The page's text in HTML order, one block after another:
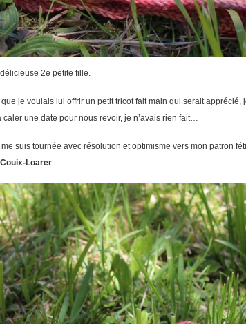
2e petite fille.
je voulais lui offrir un petit tricot fait main qui serait apprécié,
une date pour nous revoir, je n’avais rien fait…
suis tournée avec résolution et optimisme vers mon patron
Loarer